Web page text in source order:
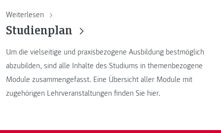
Weiterlesen
Studienplan
Um die vielseitige und praxisbezogene Ausbildung bestmöglich
abzubilden, sind alle Inhalte des Studiums in themenbezogene
Module zusammengefasst. Eine Übersicht aller Module mit
zugehörigen Lehrveranstaltungen finden Sie hier.